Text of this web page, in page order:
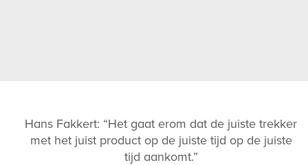
Hans Fakkert: “Het gaat erom dat de juiste trekker
met het juist product op de juiste tijd op de juiste
tijd aankomt.”